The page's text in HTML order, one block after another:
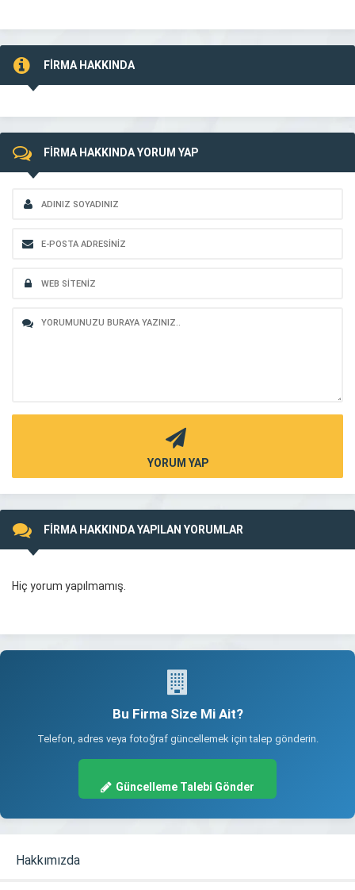
FİRMA HAKKINDA
FİRMA HAKKINDA YORUM YAP
YORUM YAP
FİRMA HAKKINDA YAPILAN YORUMLAR
Hiç yorum yapılmamış.
Bu Firma Size Mi Ait?
Telefon, adres veya fotoğraf güncellemek için talep gönderin.
Güncelleme Talebi Gönder
Hakkımızda